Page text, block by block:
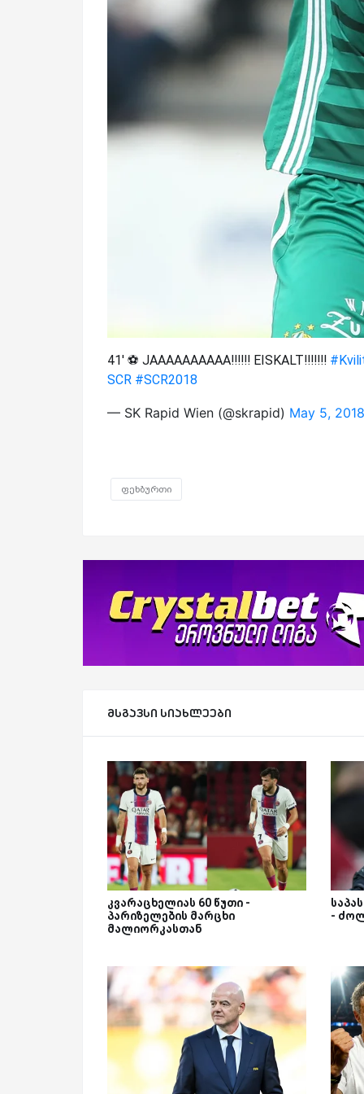
41' ⚽ JAAAAAAAAAA!!!!!! EISKALT!!!!!!!
SCR #SCR2018
— SK Rapid Wien (@skrapid) May 5, 2018
ფეხბურთი
მსგავსი სიახლეები
კვარაცხელიას 60 წუთი -
პარიზელების მარცხი
მალიორკასთან
-